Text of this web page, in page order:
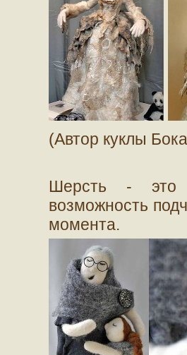
(Автор куклы
Шерсть - это
возможность
момента.